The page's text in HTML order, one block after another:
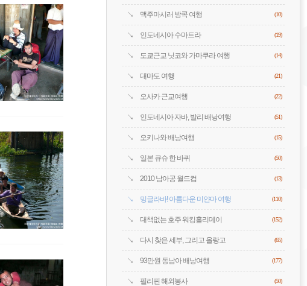
맥주마시러 방콕 여행 (10)
인도네시아 수마트라 (19)
도쿄근교 닛코와 가마쿠라 여행 (14)
대마도 여행 (21)
오사카 근교여행 (22)
인도네시아 자바, 발리 배낭여행 (51)
오키나와 배낭여행 (15)
일본 큐슈 한 바퀴 (50)
2010 남아공 월드컵 (13)
밍글라바! 아름다운 미얀마 여행 (110)
대책없는 호주 워킹홀리데이 (152)
다시 찾은 세부, 그리고 올랑고 (65)
93만원 동남아 배낭여행 (177)
필리핀 해외봉사 (50)